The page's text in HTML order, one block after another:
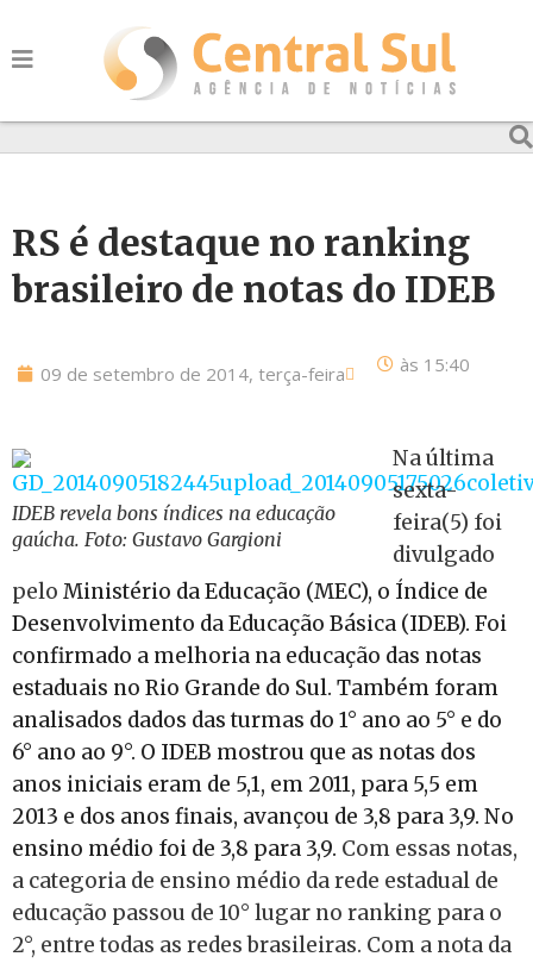
RS é destaque no ranking
brasileiro de notas do IDEB
09 de setembro de 2014, terça-feira às 15:40
IDEB revela bons índices na educação
gaúcha. Foto: Gustavo Gargioni
Na última
sexta-
feira(5) foi
divulgado
pelo Ministério da Educação (MEC), o Índice de
Desenvolvimento da Educação Básica (IDEB). Foi
confirmado a melhoria na educação das notas
estaduais no Rio Grande do Sul. Também foram
analisados dados das turmas do 1° ano ao 5° e do
6° ano ao 9°. O IDEB mostrou que as notas dos
anos iniciais eram de 5,1, em 2011, para 5,5 em
2013 e dos anos finais, avançou de 3,8 para 3,9. No
ensino médio foi de 3,8 para 3,9. Com essas notas,
a categoria de ensino médio da rede estadual de
educação passou de 10° lugar no ranking para o
2°, entre todas as redes brasileiras. Com a nota da